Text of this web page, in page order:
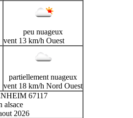
peu nuageux
vent 13 km/h Ouest
partiellement nuageux
vent 18 km/h Nord Ouest
67117
alsace
2026